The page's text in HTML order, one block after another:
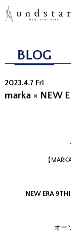
BLOG
2023.4.7 Fri
marka × NEW
【
NEW ERA
オー